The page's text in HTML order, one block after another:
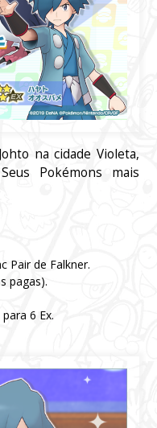
na cidade Violeta,
Pokémons mais
Pair de Falkner.
pagas).
6 Ex.